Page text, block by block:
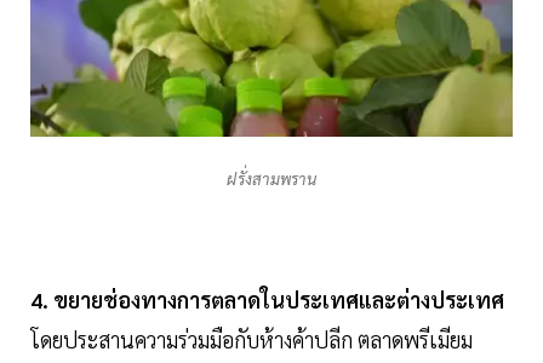
ฝรั่งสามพราน
4. ขยายช่องทางการตลาดในประเทศและต่างประเทศ
โดยประสานความร่วมมือกับห้างค้าปลีก ตลาดพรีเมียม